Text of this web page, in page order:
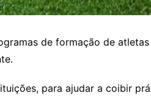
de formação de atletas
para ajudar a coibir